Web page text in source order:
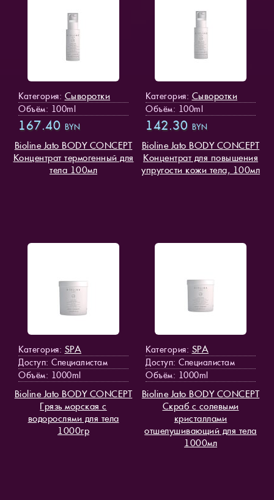
Категория: Сыворотки
Объём: 100ml
167.40 BYN
Bioline Jato BODY CONCEPT
Концентрат термогенный для
тела 100мл
Категория: Сыворотки
Объём: 100ml
142.30 BYN
Bioline Jato BODY CONCEPT
Концентрат для повышения
упругости кожи тела, 100мл
Категория: SPA
Доступ: Специалистам
Объём: 1000ml
Bioline Jato BODY CONCEPT
Грязь морская с
водорослями для тела
1000гр
Категория: SPA
Доступ: Специалистам
Объём: 1000ml
Bioline Jato BODY CONCEPT
Скраб с солевыми
кристаллами
отшелушивающий для тела
1000мл